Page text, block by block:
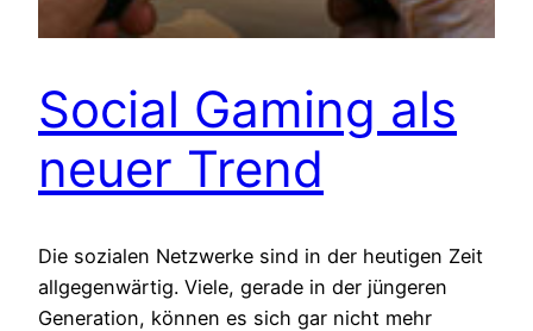
Social Gaming als
neuer Trend
Die sozialen Netzwerke sind in der heutigen Zeit
allgegenwärtig. Viele, gerade in der jüngeren
Generation, können es sich gar nicht mehr